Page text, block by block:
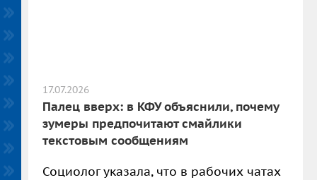
17.07.2026
Палец вверх: в КФУ объяснили, почему
зумеры предпочитают смайлики
текстовым сообщениям
Социолог указала, что в рабочих чатах